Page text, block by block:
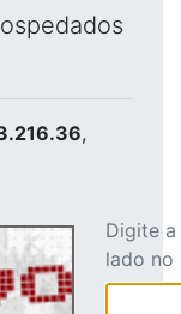
,
Digite
lado no